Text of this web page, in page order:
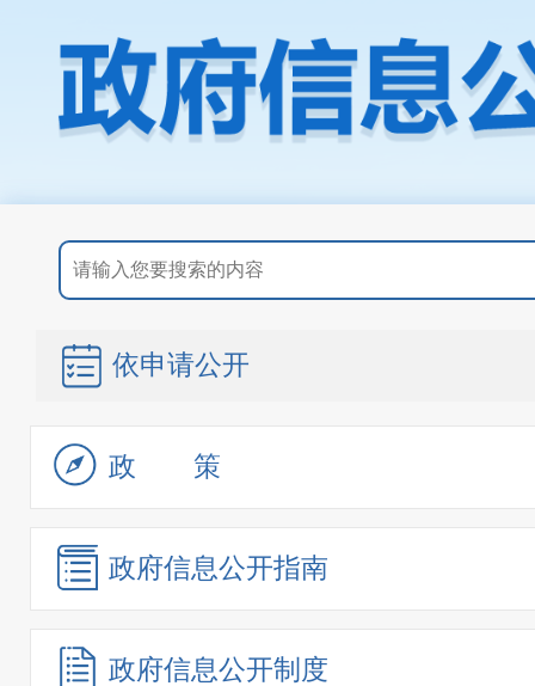
依申请公开
政策
政府信息公开指南
政府信息公开制度